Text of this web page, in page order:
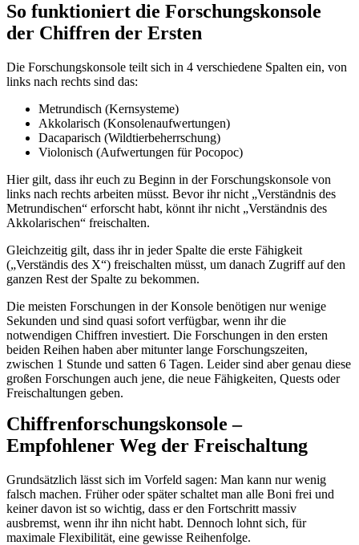
So funktioniert die Forschungskonsole
der Chiffren der Ersten
Die Forschungskonsole teilt sich in 4 verschiedene Spalten ein, von
links nach rechts sind das:
Metrundisch (Kernsysteme)
Akkolarisch (Konsolenaufwertungen)
Dacaparisch (Wildtierbeherrschung)
Violonisch (Aufwertungen für Pocopoc)
Hier gilt, dass ihr euch zu Beginn in der Forschungskonsole von
links nach rechts arbeiten müsst. Bevor ihr nicht „Verständnis des
Metrundischen“ erforscht habt, könnt ihr nicht „Verständnis des
Akkolarischen“ freischalten.
Gleichzeitig gilt, dass ihr in jeder Spalte die erste Fähigkeit
(„Verständis des X“) freischalten müsst, um danach Zugriff auf den
ganzen Rest der Spalte zu bekommen.
Die meisten Forschungen in der Konsole benötigen nur wenige
Sekunden und sind quasi sofort verfügbar, wenn ihr die
notwendigen Chiffren investiert. Die Forschungen in den ersten
beiden Reihen haben aber mitunter lange Forschungszeiten,
zwischen 1 Stunde und satten 6 Tagen. Leider sind aber genau diese
großen Forschungen auch jene, die neue Fähigkeiten, Quests oder
Freischaltungen geben.
Chiffrenforschungskonsole –
Empfohlener Weg der Freischaltung
Grundsätzlich lässt sich im Vorfeld sagen: Man kann nur wenig
falsch machen. Früher oder später schaltet man alle Boni frei und
keiner davon ist so wichtig, dass er den Fortschritt massiv
ausbremst, wenn ihr ihn nicht habt. Dennoch lohnt sich, für
maximale Flexibilität, eine gewisse Reihenfolge.